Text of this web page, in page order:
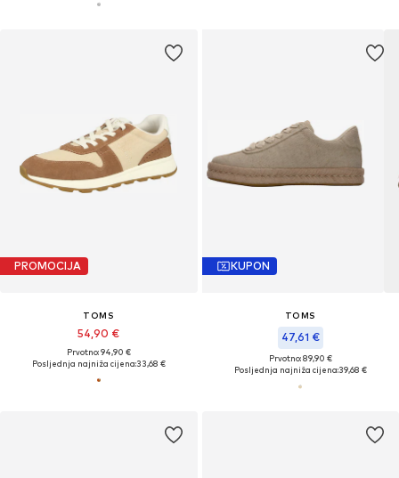
PROMOCIJA
TOMS
54,90 €
Prvotno: 94,90 €
Posljednja najniža cijena:33,68 €
KUPON
TOMS
47,61 €
Prvotno: 89,90 €
Posljednja najniža cijena:39,68 €